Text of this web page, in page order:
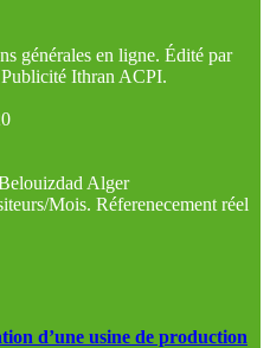
générales en ligne. Édité par
Ithran ACPI.
Alger
Mois. Réferenecement réel
d’une usine de production